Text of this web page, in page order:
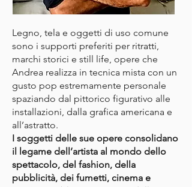
Legno, tela e oggetti di uso comune
sono i supporti preferiti per ritratti,
marchi storici e still life, opere che
Andrea realizza in tecnica mista con un
gusto pop estremamente personale
spaziando dal pittorico figurativo alle
installazioni, dalla grafica americana e
all’astratto.
I soggetti delle sue opere consolidano
il legame dell’artista al mondo dello
spettacolo, del fashion, della
pubblicità, dei fumetti, cinema e